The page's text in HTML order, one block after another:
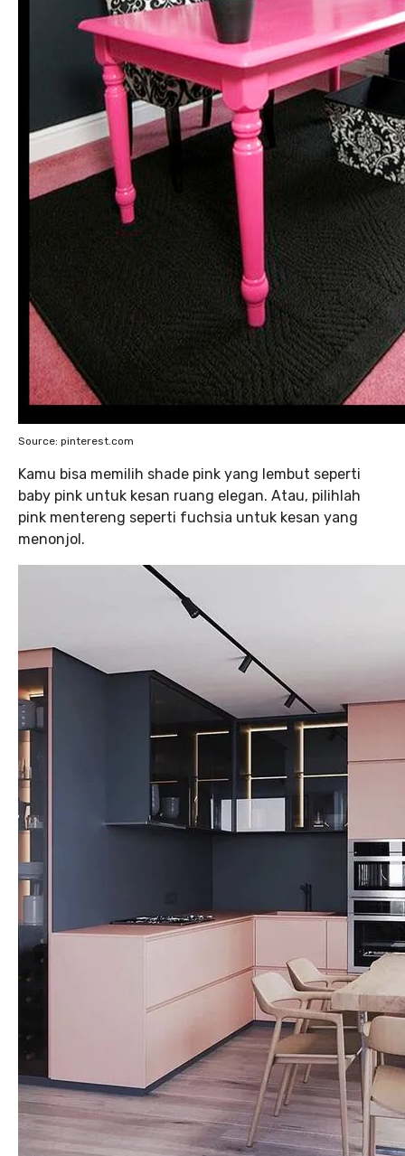
Source: pinterest.com
Kamu bisa memilih shade pink yang lembut seperti
baby pink untuk kesan ruang elegan. Atau, pilihlah
pink mentereng seperti fuchsia untuk kesan yang
menonjol.